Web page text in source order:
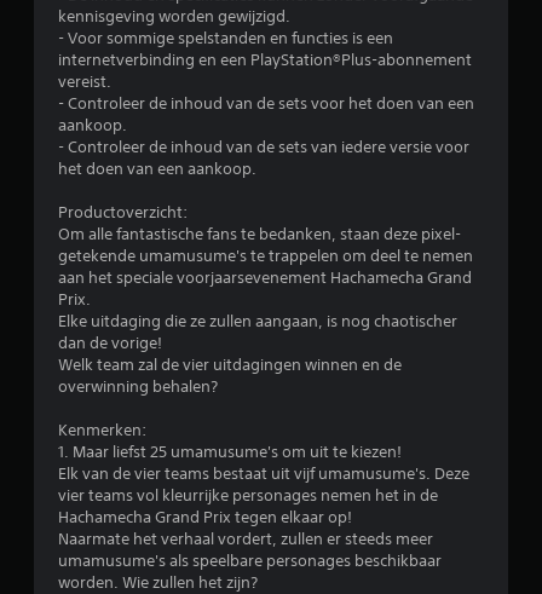
e
l
i
g
4
.
/
s
kennisgeving worden gewijzigd.
- Voor sommige spelstanden en functies is een
internetverbinding en een PlayStation®Plus-abonnement
vereist.
- Controleer de inhoud van de sets voor het doen van een
aankoop.
- Controleer de inhoud van de sets van iedere versie voor
het doen van een aankoop.
Productoverzicht:
Om alle fantastische fans te bedanken, staan deze pixel-
getekende umamusume's te trappelen om deel te nemen
aan het speciale voorjaarsevenement Hachamecha Grand
Prix.
Elke uitdaging die ze zullen aangaan, is nog chaotischer
dan de vorige!
Welk team zal de vier uitdagingen winnen en de
overwinning behalen?
Kenmerken:
1. Maar liefst 25 umamusume's om uit te kiezen!
Elk van de vier teams bestaat uit vijf umamusume's. Deze
vier teams vol kleurrijke personages nemen het in de
Hachamecha Grand Prix tegen elkaar op!
Naarmate het verhaal vordert, zullen er steeds meer
umamusume's als speelbare personages beschikbaar
worden. Wie zullen het zijn?